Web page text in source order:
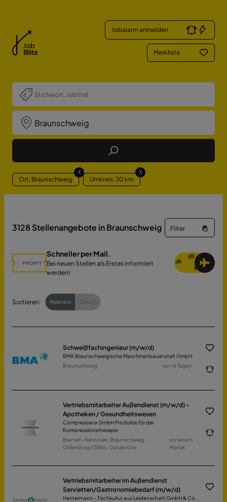
Jobalarm anmelden
Merkliste
Job Finden
Ort: Braunschweig
X
Umkreis: 30 km
X
3128 Stellenangebote in Braunschweig Filter
Schneller per Mail.
Bei neuen Stellen als Erstes informiert
werden!
Sortieren: Relevanz Datum
Schweißfachingenieur (m/w/d)
BMA Braunschweigische Maschinenbauanstalt GmbH
Braunschweig
vor 16 Tagen
Vertriebsmitarbeiter Außendienst (m/w/d) -
Apotheken / Gesundheitswesen
Compressana GmbH Produkte für die
Kompressionstherapie
Bremen, Hannover, Braunschweig,
Oldenburg (Oldb), Osnabrück
vor einem
Monat
Vertriebsmitarbeiter im Außendienst
Servietten/Gastronomiebedarf (m/w/d)
Hantermann - Tischkultur aus Leidenschaft GmbH & Co.